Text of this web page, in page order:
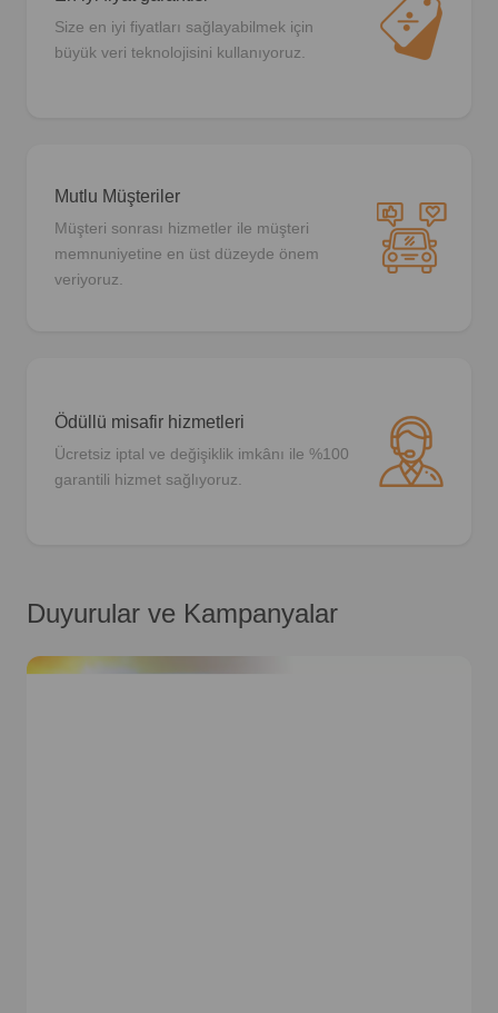
Size en iyi fiyatları sağlayabilmek için
büyük veri teknolojisini kullanıyoruz.
Mutlu Müşteriler
Müşteri sonrası hizmetler ile müşteri
memnuniyetine en üst düzeyde önem
veriyoruz.
Ödüllü misafir hizmetleri
Ücretsiz iptal ve değişiklik imkânı ile %100
garantili hizmet sağlıyoruz.
Duyurular ve Kampanyalar